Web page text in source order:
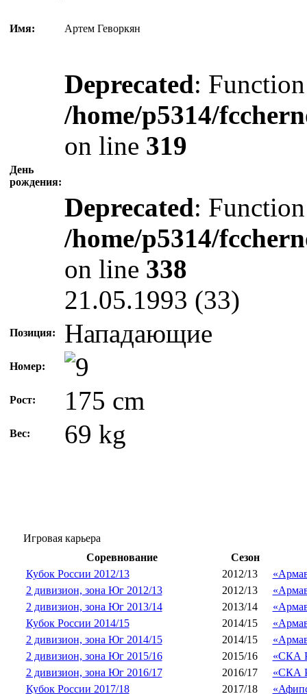
Имя: Артем Геворкян
День
рождения:
Deprecated:
/home/p5314/
on line 319
Deprecated:
/home/p5314/
on line 338
21.05.1993 (33)
Позиция: Нападающие
Номер:
Рост: 175 cm
Вес: 69 kg
Игровая карьера
Соревнование
Сезон
Кубок России 2012/13
2012/13
2 дивизион, зона Юг 2012/13
2012/13
2 дивизион, зона Юг 2013/14
2013/14
Кубок России 2014/15
2014/15
2 дивизион, зона Юг 2014/15
2014/15
2 дивизион, зона Юг 2015/16
2015/16
«СКА
2 дивизион, зона Юг 2016/17
2016/17
«СКА
Кубок России 2017/18
2017/18